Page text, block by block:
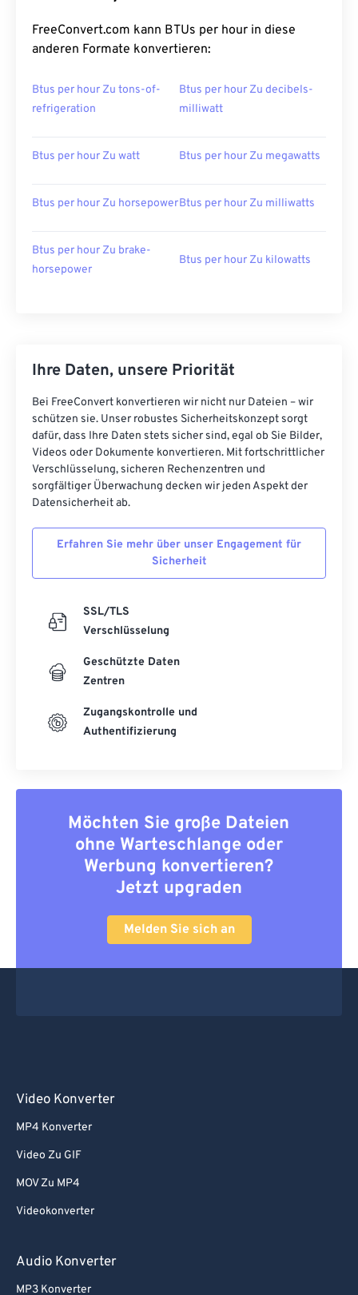
FreeConvert.com kann BTUs per hour in diese
anderen Formate konvertieren:
Btus per hour Zu tons-of-
refrigeration
Btus per hour Zu decibels-
milliwatt
Btus per hour Zu watt Btus per hour Zu megawatts
Btus per hour Zu horsepowerBtus per hour Zu milliwatts
Btus per hour Zu brake-
horsepower
Btus per hour Zu kilowatts
Ihre Daten, unsere Priorität
Bei FreeConvert konvertieren wir nicht nur Dateien – wir
schützen sie. Unser robustes Sicherheitskonzept sorgt
dafür, dass Ihre Daten stets sicher sind, egal ob Sie Bilder,
Videos oder Dokumente konvertieren. Mit fortschrittlicher
Verschlüsselung, sicheren Rechenzentren und
sorgfältiger Überwachung decken wir jeden Aspekt der
Datensicherheit ab.
Erfahren Sie mehr über unser Engagement für
Sicherheit
SSL/TLS
Verschlüsselung
Geschützte Daten
Zentren
Zugangskontrolle und
Authentifizierung
Möchten Sie große Dateien
ohne Warteschlange oder
Werbung konvertieren?
Jetzt upgraden
Melden Sie sich an
Video Konverter
MP4 Konverter
Video Zu GIF
MOV Zu MP4
Videokonverter
Audio Konverter
MP3 Konverter